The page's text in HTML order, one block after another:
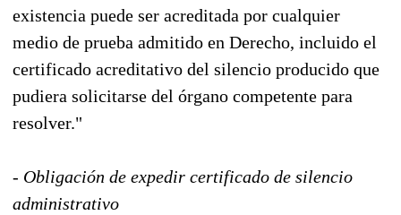
existencia puede ser acreditada por cualquier
medio de prueba admitido en Derecho, incluido el
certificado acreditativo del silencio producido que
pudiera solicitarse del órgano competente para
resolver."
- Obligación de expedir certificado de silencio
administrativo